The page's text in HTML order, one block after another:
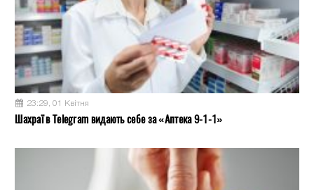
23:29, 01 Квітня
Шахраї в Telegram видають себе за «Аптека 9-1-1»